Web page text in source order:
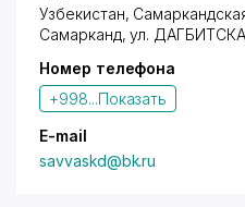
Узбекистан,
Самарканд,ул.
Номер телефона
+998...Показать
E-mail
savvaskd@bk.ru